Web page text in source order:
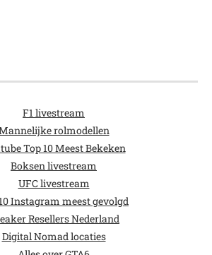
F1 livestream
rolmodellen
Top 10 Meest Bekeken
Boksen livestream
UFC livestream
Instagram meest gevolgd
Resellers Nederland
Digital Nomad locaties